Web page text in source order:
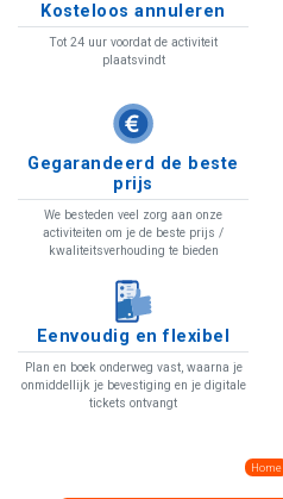
Kosteloos annuleren
Tot 24 uur voordat de activiteit
plaatsvindt
Gegarandeerd de beste
prijs
We besteden veel zorg aan onze
activiteiten om je de beste prijs /
kwaliteitsverhouding te bieden
Eenvoudig en flexibel
Plan en boek onderweg vast, waarna je
onmiddellijk je bevestiging en je digitale
tickets ontvangt
Home